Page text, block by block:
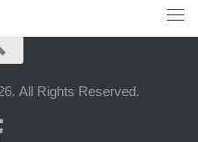
All Rights Reserved.